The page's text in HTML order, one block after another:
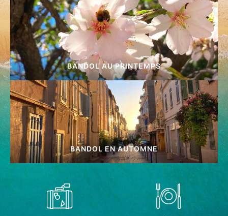
BANDOL AU PRINTEMPS
BANDOL EN AUTOMNE